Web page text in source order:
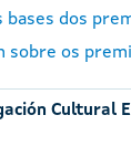
bases dos
sobre os
Cultural